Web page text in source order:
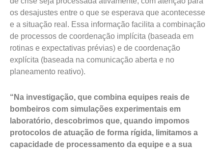
os desajustes entre o que se esperava que acontecesse
e a situação real. Essa informação facilita a combinação
de processos de coordenação implícita (baseada em
rotinas e expectativas prévias) e de coordenação
explícita (baseada na comunicação aberta e no
planeamento reativo).
“Na investigação, que combina equipes reais de
bombeiros com simulações experimentais em
laboratório, descobrimos que, quando impomos
protocolos de atuação de forma rígida, limitamos a
capacidade de processamento da equipe e a sua